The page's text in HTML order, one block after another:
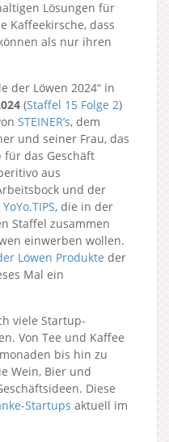
Lösungen für
Kaffeekirsche, dass
als nur ihren
der Löwen 2024“ in
(Staffel 15 Folge 2)
STEINER’s, dem
und seiner Frau, das
für das Geschäft
aus
und der
YoYo.TIPS, die in der
Staffel zusammen
einwerben wollen.
Löwen Produkte der
Mal ein
viele Startup-
Von Tee und Kaffee
bis hin zu
Wein, Bier und
Diese
Startups aktuell im